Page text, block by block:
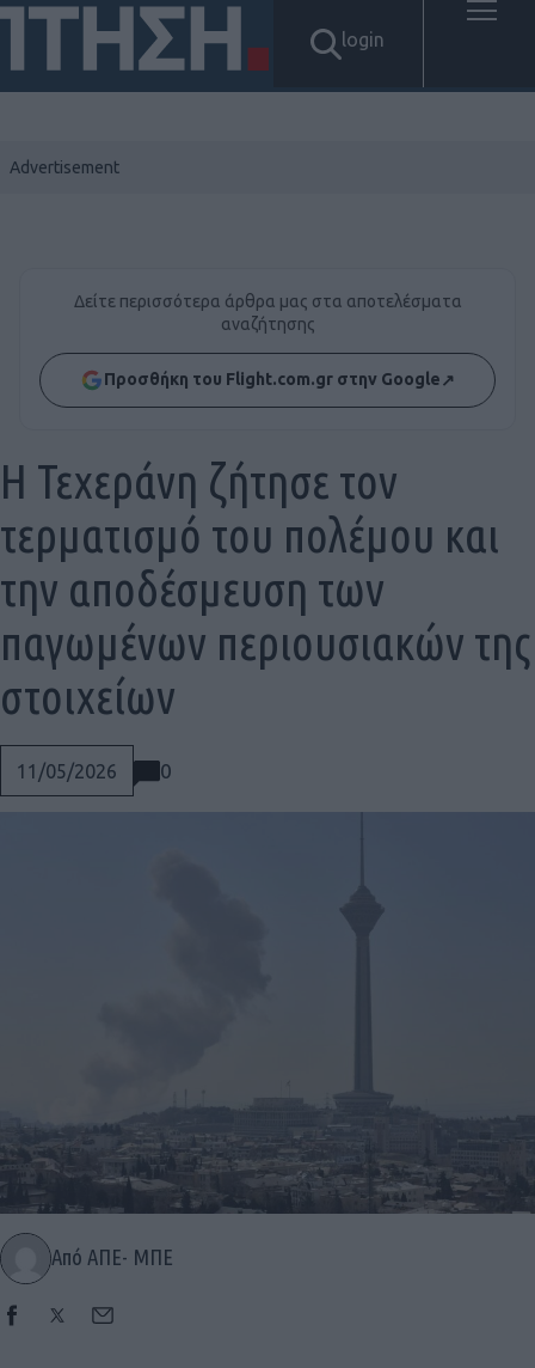
login
Δείτε περισσότερα άρθρα μας στα αποτελέσματα
αναζήτησης
Προσθήκη του Flight.com.gr στην Google↗
11/05/2026 0
Η Τεχεράνη ζήτησε τον
τερματισμό του πολέμου και
την αποδέσμευση των
παγωμένων περιουσιακών της
στοιχείων
Από ΑΠΕ- ΜΠΕ